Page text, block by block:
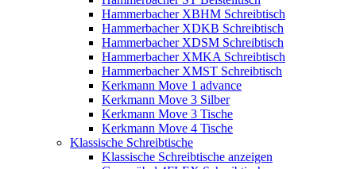
Hammerbacher XBHM Schreibtisch
Hammerbacher XDKB Schreibtisch
Hammerbacher XDSM Schreibtisch
Hammerbacher XMKA Schreibtisch
Hammerbacher XMST Schreibtisch
Kerkmann Move 1 advance
Kerkmann Move 3 Silber
Kerkmann Move 3 Tische
Kerkmann Move 4 Tische
Klassische Schreibtische
Klassische Schreibtische anzeigen